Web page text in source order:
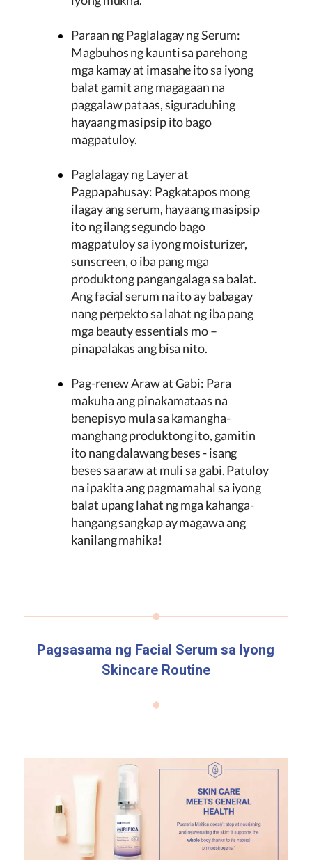
Paraan ng Paglalagay ng Serum:
Magbuhos ng kaunti sa parehong
mga kamay at imasahe ito sa iyong
balat gamit ang magagaan na
paggalaw pataas, siguraduhing
hayaang masipsip ito bago
magpatuloy.
Paglalagay ng Layer at
Pagpapahusay: Pagkatapos mong
ilagay ang serum, hayaang masipsip
ito ng ilang segundo bago
magpatuloy sa iyong moisturizer,
sunscreen, o iba pang mga
produktong pangangalaga sa balat.
Ang facial serum na ito ay babagay
nang perpekto sa lahat ng iba pang
mga beauty essentials mo –
pinapalakas ang bisa nito.
Pag-renew Araw at Gabi: Para
makuha ang pinakamataas na
benepisyo mula sa kamangha-
manghang produktong ito, gamitin
ito nang dalawang beses - isang
beses sa araw at muli sa gabi. Patuloy
na ipakita ang pagmamahal sa iyong
balat upang lahat ng mga kahanga-
hangang sangkap ay magawa ang
kanilang mahika!
Pagsasama ng Facial Serum sa Iyong
Skincare Routine